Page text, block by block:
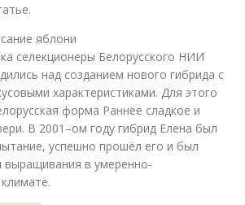
яблони
селекционеры Белорусского НИИ
над созданием нового гибрида с
характеристиками. Для этого
форма Раннее сладкое и
В 2001–ом году гибрид Елена был
успешно прошёл его и был
выращивания в умеренно-